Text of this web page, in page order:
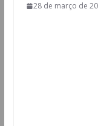
28 de março de